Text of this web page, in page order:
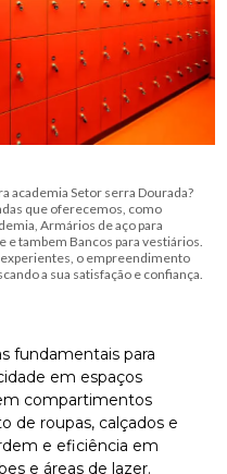
academia Setor serra Dourada?
que oferecemos, como
Armários de aço para
tambem Bancos para vestiários.
o empreendimento
a sua satisfação e confiança.
fundamentais para
em espaços
compartimentos
de roupas, calçados e
e eficiência em
e áreas de lazer.